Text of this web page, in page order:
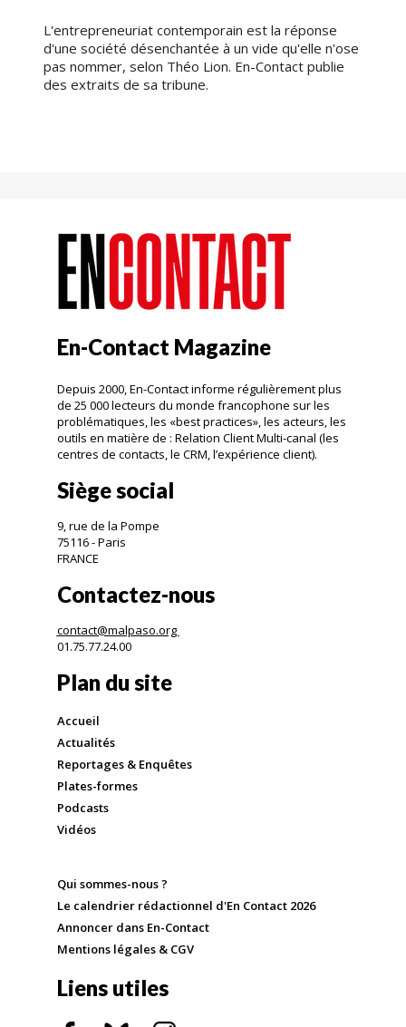
L'entrepreneuriat contemporain est la réponse
d'une société désenchantée à un vide qu'elle n'ose
pas nommer, selon Théo Lion. En-Contact publie
des extraits de sa tribune.
En-Contact Magazine
Depuis 2000, En-Contact informe régulièrement plus
de 25 000 lecteurs du monde francophone sur les
problématiques, les «best practices», les acteurs, les
outils en matière de : Relation Client Multi-canal (les
centres de contacts, le CRM, l’expérience client).
Siège social
9, rue de la Pompe
75116 - Paris
FRANCE
Contactez-nous
contact@malpaso.org
01.75.77.24.00
Plan du site
Accueil
Actualités
Reportages & Enquêtes
Plates-formes
Podcasts
Vidéos
Qui sommes-nous ?
Le calendrier rédactionnel d'En Contact 2026
Annoncer dans En-Contact
Mentions légales & CGV
Liens utiles